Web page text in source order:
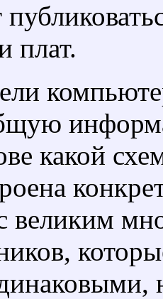
плат.
какой
великим